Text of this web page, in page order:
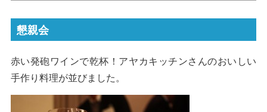
懇親会
赤い発砲ワインで乾杯！アヤカキッチンさんのおいしい
手作り料理が並びました。